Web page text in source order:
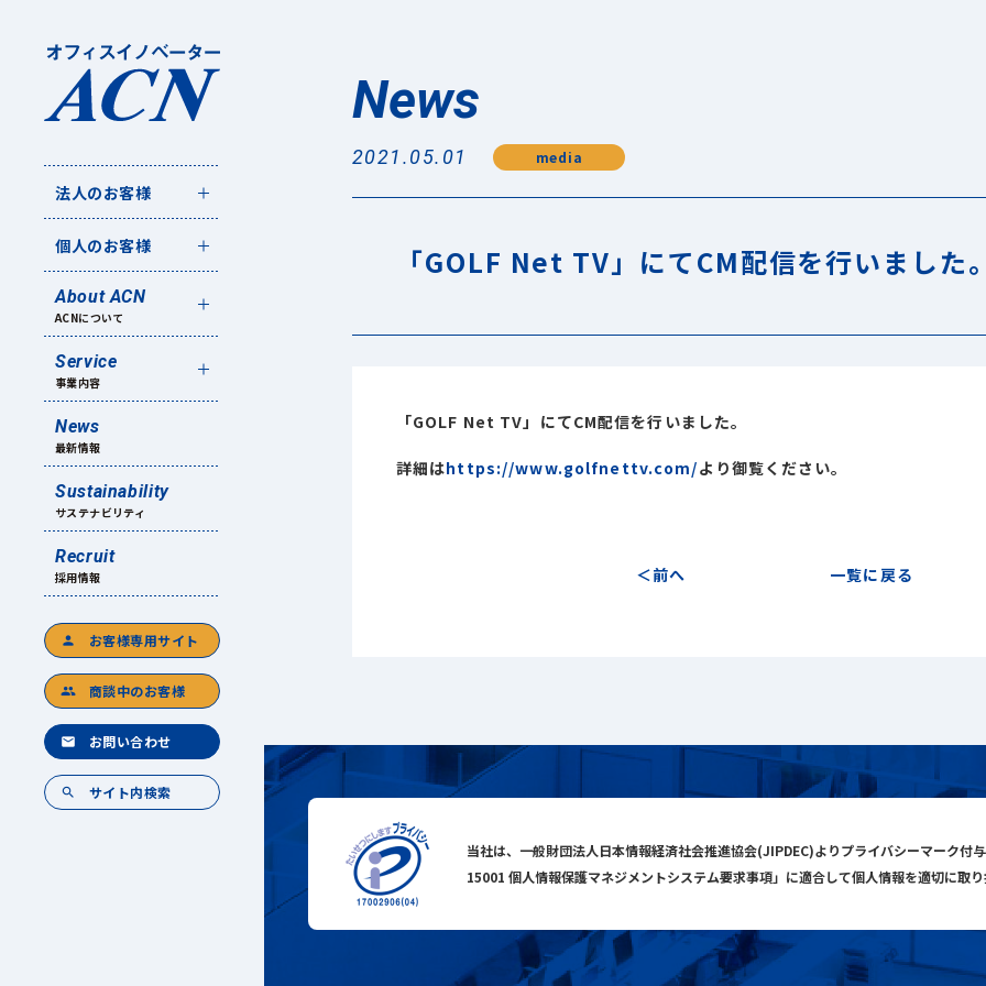
法人のお客様
個人のお客様
About ACN
ACNについて
Service
事業内容
News
最新情報
Sustainability
サステナビリティ
Recruit
採用情報
person お客様専用サイト
group 商談中のお客様
mail お問い合わせ
search サイト内検索
News
2021.05.01 media
「GOLF Net TV」にてCM配信を行いました
「GOLF Net TV」にてCM配信を行いました。
詳細はhttps://www.golfnettv.com/より御覧ください。
前へ 一覧に戻る
当社は、一般財団法人日本情報経済社会推進協会(JIPDEC)よりプライバシーマーク
15001 個人情報保護マネジメントシステム要求事項」に適合して個人情報を適切に取